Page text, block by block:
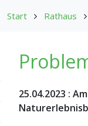
Start Rathaus
25.04.2023 :